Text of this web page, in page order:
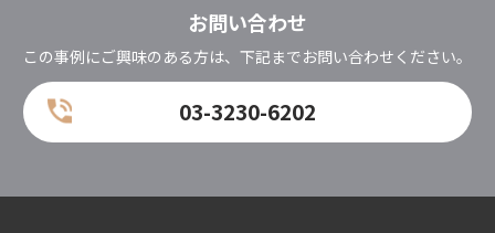
お問い合わせ
この事例にご興味のある方は、下記までお問い合わせください。
03-3230-6202